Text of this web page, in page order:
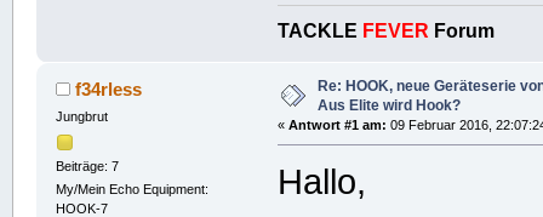
TACKLE FEVER Forum
f34rless
Jungbrut
Beiträge: 7
My/Mein Echo Equipment:
HOOK-7
Re: HOOK, neue Geräteserie
Aus Elite wird Hook?
«Antwort #1 am: 09 Februar 2016,
Hallo,